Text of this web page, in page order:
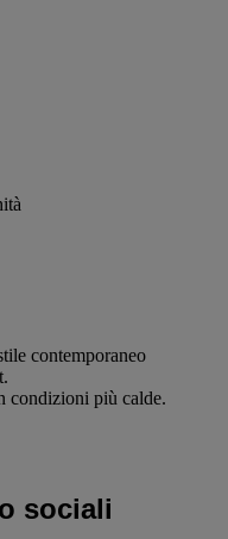
contemporaneo
condizioni più calde.
sociali